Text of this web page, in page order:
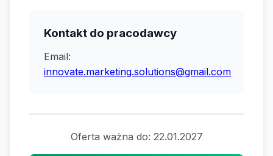
Kontakt do pracodawcy
Email:
innovate.marketing.solutions@gmail.com
Oferta ważna do: 22.01.2027